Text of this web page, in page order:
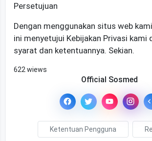
Persetujuan
Dengan menggunakan situs web
ini menyetujui Kebijakan Privasi kami
syarat dan ketentuannya. Sekian.
622 wiews
Official Sosmed
Ketentuan Pengguna